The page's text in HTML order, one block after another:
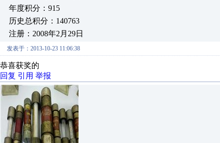
年度积分：915
历史总积分：140763
注册：2008年2月29日
发表于：2013-10-23 11:06:38
恭喜获奖的
回复 引用 举报